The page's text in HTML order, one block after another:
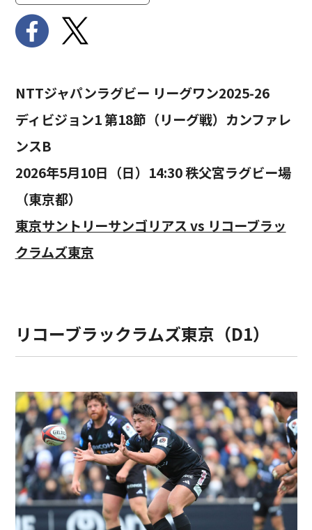
NTTジャパンラグビー リーグワン2025-26
ディビジョン1 第18節（リーグ戦）カンファレ
ンスB
2026年5月10日（日）14:30 秩父宮ラグビー場
（東京都）
東京サントリーサンゴリアス vs リコーブラッ
クラムズ東京
リコーブラックラムズ東京（D1）